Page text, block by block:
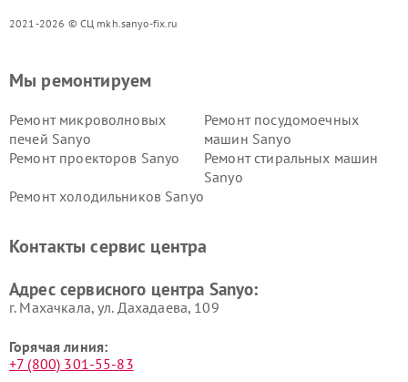
2021-2026 © СЦ mkh.sanyo-fix.ru
Мы ремонтируем
Ремонт микроволновых
печей Sanyo
Ремонт посудомоечных
машин Sanyo
Ремонт проекторов Sanyo
Ремонт стиральных машин
Sanyo
Ремонт холодильников Sanyo
Контакты сервис центра
Адрес сервисного центра Sanyo:
г. Махачкала, ул. Дахадаева, 109
Горячая линия:
+7 (800) 301-55-83